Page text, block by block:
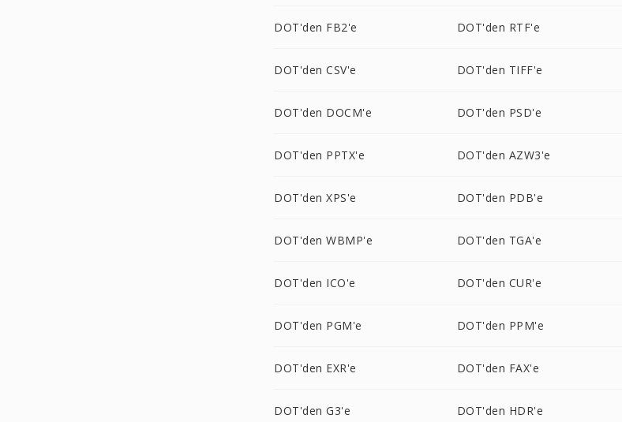
DOT'den FB2'e DOT'den RTF'e
DOT'den CSV'e DOT'den TIFF'e
DOT'den DOCM'e DOT'den PSD'e
DOT'den PPTX'e DOT'den AZW3'e
DOT'den XPS'e DOT'den PDB'e
DOT'den WBMP'e DOT'den TGA'e
DOT'den ICO'e DOT'den CUR'e
DOT'den PGM'e DOT'den PPM'e
DOT'den EXR'e DOT'den FAX'e
DOT'den G3'e DOT'den HDR'e